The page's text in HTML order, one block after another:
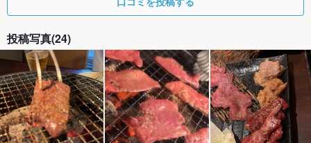
投稿写真(24)